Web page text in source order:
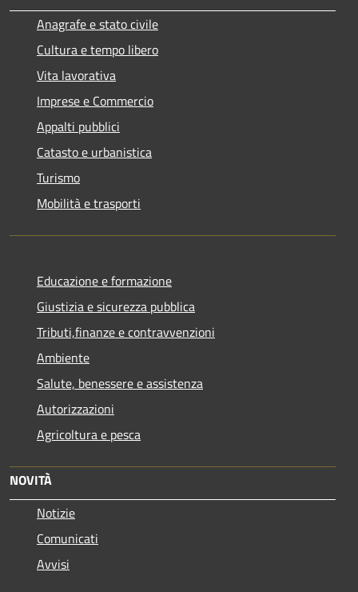
Anagrafe e stato civile
Cultura e tempo libero
Vita lavorativa
Imprese e Commercio
Appalti pubblici
Catasto e urbanistica
Turismo
Mobilità e trasporti
Educazione e formazione
Giustizia e sicurezza pubblica
Tributi,finanze e contravvenzioni
Ambiente
Salute, benessere e assistenza
Autorizzazioni
Agricoltura e pesca
NOVITÀ
Notizie
Comunicati
Avvisi